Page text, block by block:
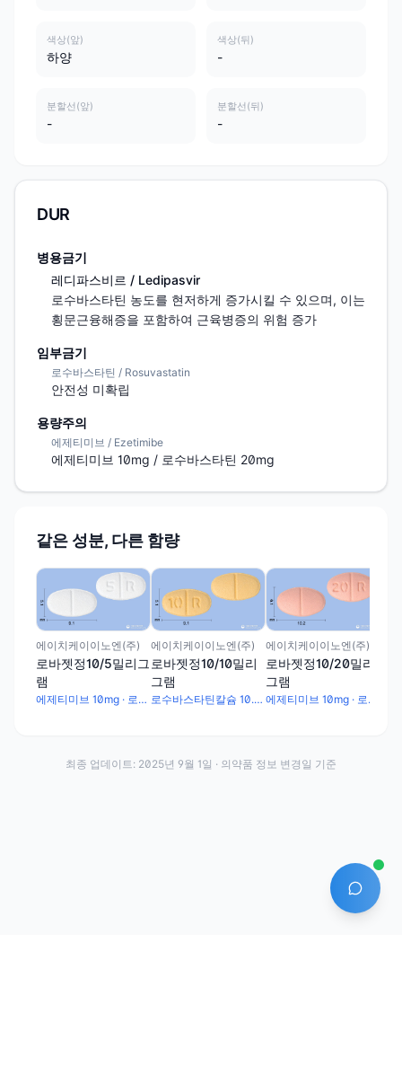
색상(앞)
하양
색상(뒤)
-
분할선(앞)
-
분할선(뒤)
-
DUR
병용금기
레디파스비르 / Ledipasvir
로수바스타틴 농도를 현저하게 증가시킬 수 있으며, 이는
횡문근융해증을 포함하여 근육병증의 위험 증가
임부금기
로수바스타틴 / Rosuvastatin
안전성 미확립
용량주의
에제티미브 / Ezetimibe
에제티미브 10mg / 로수바스타틴 20mg
같은 성분, 다른 함량
에이치케이이노엔(주)
로바젯정10/5밀리그
램
에제티미브 10mg · 로수바스타틴칼슘 5.2mg
에이치케이이노엔(주)
로바젯정10/10밀리
그램
로수바스타틴칼슘 10.4mg · 에제티미브 10mg
에이치케이이노엔(주)
로바젯정10/20밀리
그램
에제티미브 10mg · 로수바스타틴칼슘 20.8mg
AI 에이
최종 업데이트: 2025년 9월 1일 · 의약품 정보 변경일 기준